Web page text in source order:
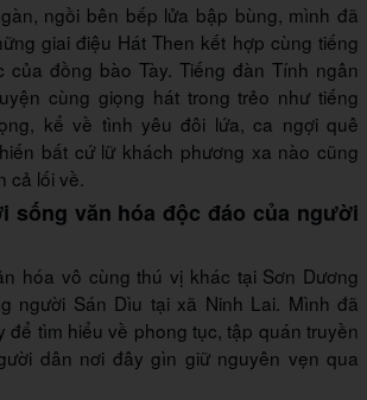
ngồi bên bếp lửa bập bùng, mình đã
giai điệu Hát Then kết hợp cùng tiếng
của đồng bào Tày. Tiếng đàn Tính ngân
cùng giọng hát trong trẻo như tiếng
kể về tình yêu đôi lứa, ca ngợi quê
bất cứ lữ khách phương xa nào cũng
cả lối về.
sống văn hóa độc đáo của người
hóa vô cùng thú vị khác tại Sơn Dương
người Sán Dìu tại xã Ninh Lai. Mình đã
để tìm hiểu về phong tục, tập quán truyền
dân nơi đây gìn giữ nguyên vẹn qua